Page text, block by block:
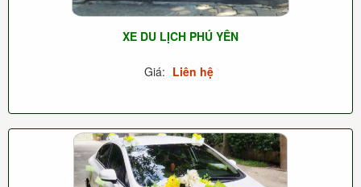
XE DU LỊCH PHÚ YÊN
Giá: Liên hệ